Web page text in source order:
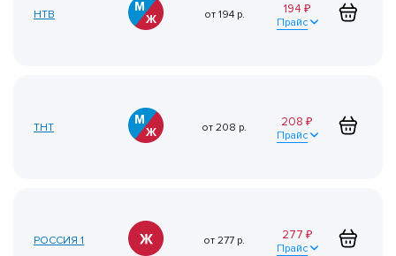
НТВ от 194р. 194 ₽
Прайс
ТНТ от208 р. 208 ₽
Прайс
РОССИЯ 1 от277 р. 277 ₽
Прайс